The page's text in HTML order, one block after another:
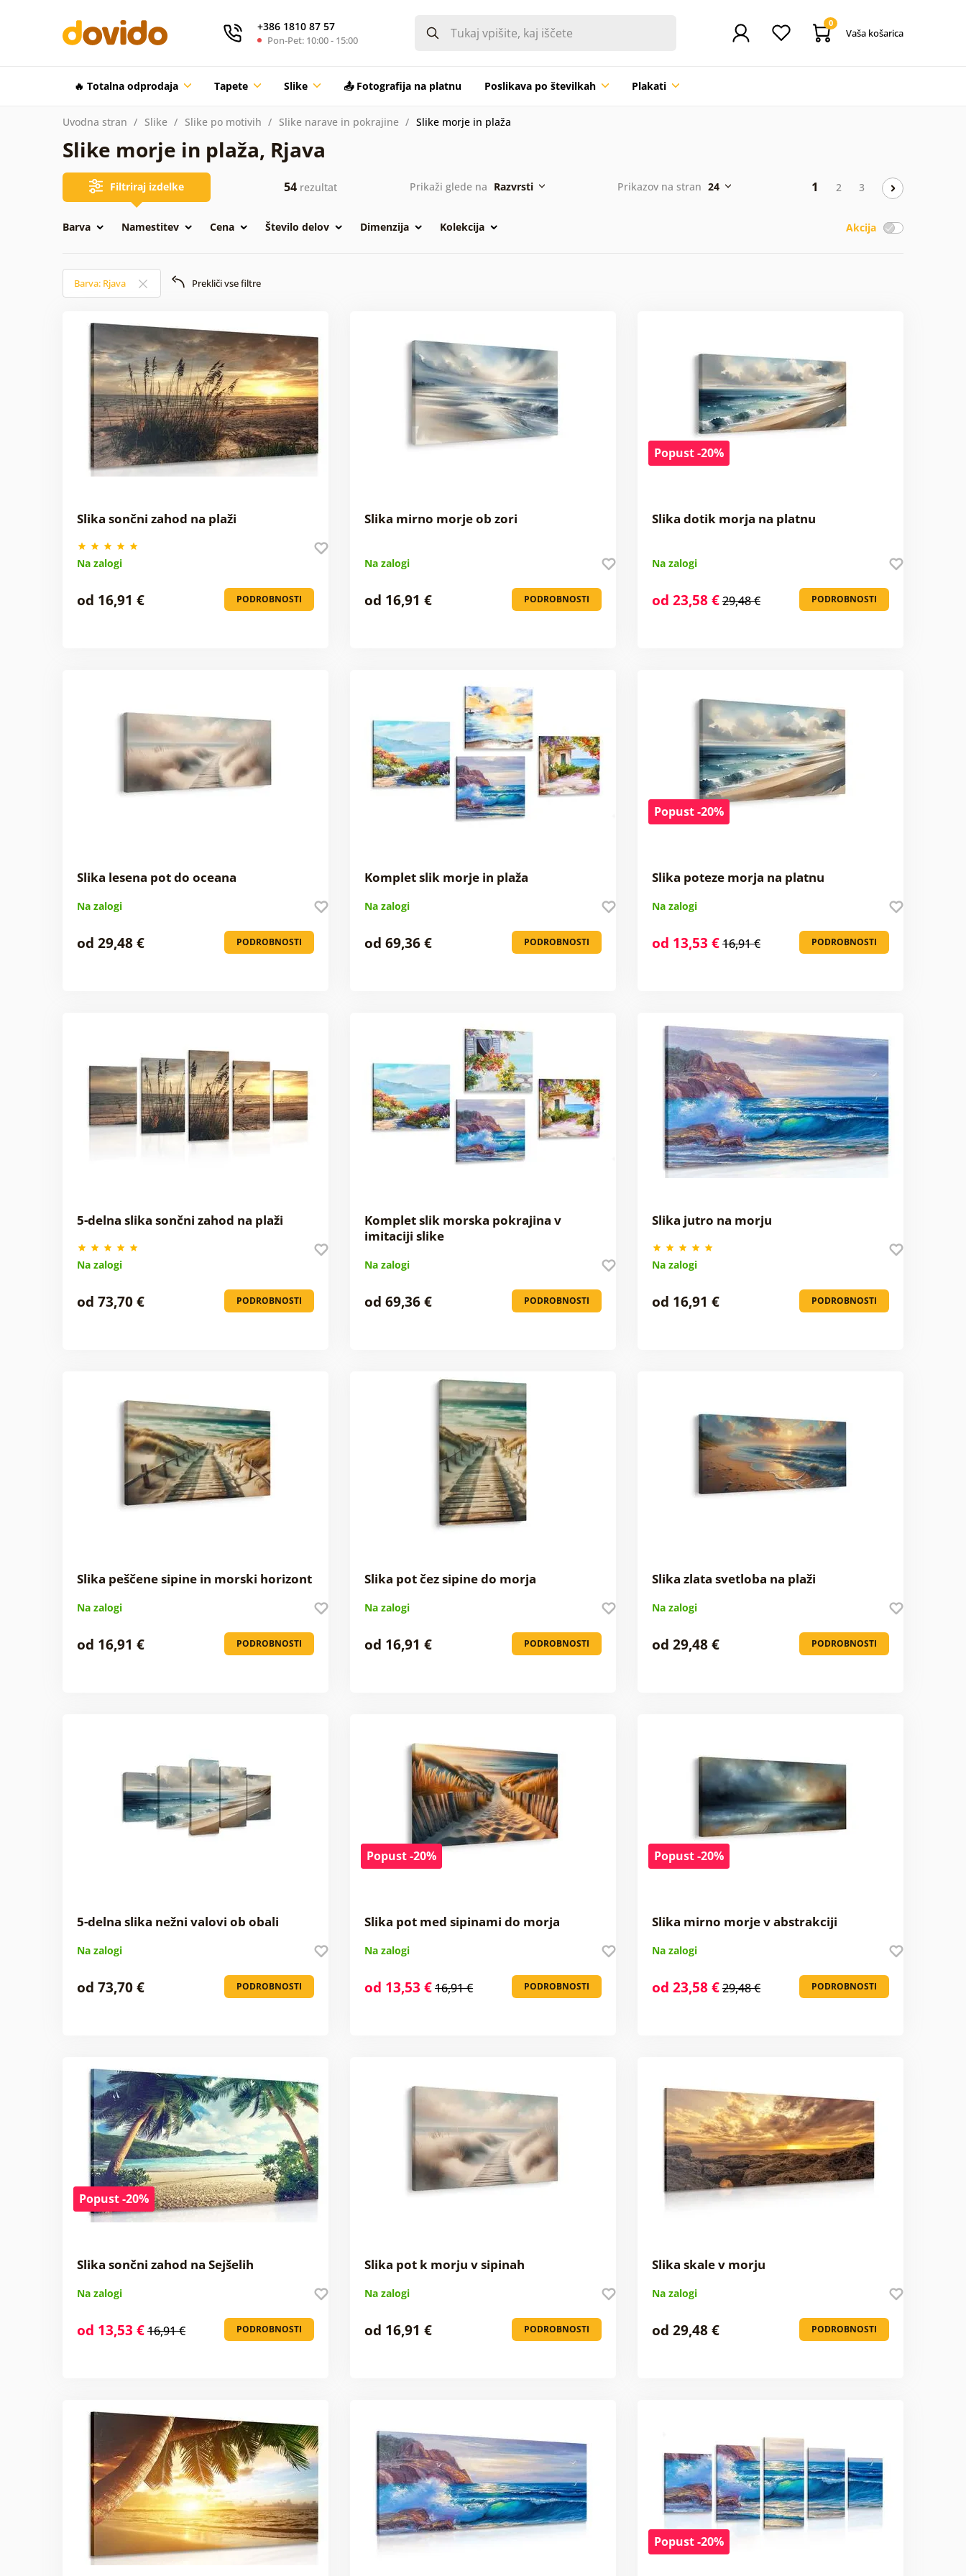
+386 1810 87 57
Pon-Pet: 10:00 - 15:00
0
Vaša košarica
🔥 Totalna odprodaja Tapete Slike 📤 Fotografija na platnu Poslikava po številkah Plakati
Uvodna stran Slike Slike po motivih Slike narave in pokrajine Slike morje in plaža
Slike morje in plaža, Rjava
Filtriraj izdelke 54rezultat Prikaži glede na Razvrsti Prikazov na stran 24 1 2 3
Akcija
Barva Namestitev Cena Število delov Dimenzija Kolekcija
Barva: Rjava Prekliči vse filtre
Slika sončni zahod na plaži
Na zalogi
PODROBNOSTI
od 16,91 €
Slika mirno morje ob zori
Na zalogi
PODROBNOSTI
od 16,91 €
Popust -20%
Slika dotik morja na platnu
Na zalogi
PODROBNOSTI
od 23,58 €29,48 €
Slika lesena pot do oceana
Na zalogi
PODROBNOSTI
od 29,48 €
Komplet slik morje in plaža
Na zalogi
PODROBNOSTI
od 69,36 €
Popust -20%
Slika poteze morja na platnu
Na zalogi
PODROBNOSTI
od 13,53 €16,91 €
5-delna slika sončni zahod na plaži
Na zalogi
PODROBNOSTI
od 73,70 €
Komplet slik morska pokrajina v
imitaciji slike
Na zalogi
PODROBNOSTI
od 69,36 €
Slika jutro na morju
Na zalogi
PODROBNOSTI
od 16,91 €
Slika peščene sipine in morski horizont
Na zalogi
PODROBNOSTI
od 16,91 €
Slika pot čez sipine do morja
Na zalogi
PODROBNOSTI
od 16,91 €
Slika zlata svetloba na plaži
Na zalogi
PODROBNOSTI
od 29,48 €
5-delna slika nežni valovi ob obali
Na zalogi
PODROBNOSTI
od 73,70 €
Popust -20%
Slika pot med sipinami do morja
Na zalogi
PODROBNOSTI
od 13,53 €16,91 €
Popust -20%
Slika mirno morje v abstrakciji
Na zalogi
PODROBNOSTI
od 23,58 €29,48 €
Popust -20%
Slika sončni zahod na Sejšelih
Na zalogi
PODROBNOSTI
od 13,53 €16,91 €
Slika pot k morju v sipinah
Na zalogi
PODROBNOSTI
od 16,91 €
Slika skale v morju
Na zalogi
PODROBNOSTI
od 29,48 €
Popust -20%